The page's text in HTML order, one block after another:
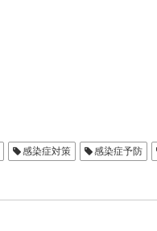
感染症対策 感染症予防